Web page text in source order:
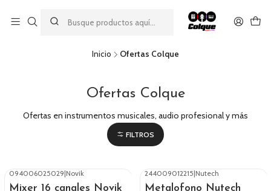
descuento por pago con transferencia bancaria
por una compra mínima de $49.990. Este descuento no es
acumulable a otras promociones ni aplicable a gastos de envío.
Inicio Ofertas Colque
Ofertas Colque
Ofertas en instrumentos musicales, audio profesional y más
FILTROS
-16% OFF
094006025029|Novik
Mixer 16 canales Novik
-30% OFF
244009012215|Nutech
Metalofono Nutech